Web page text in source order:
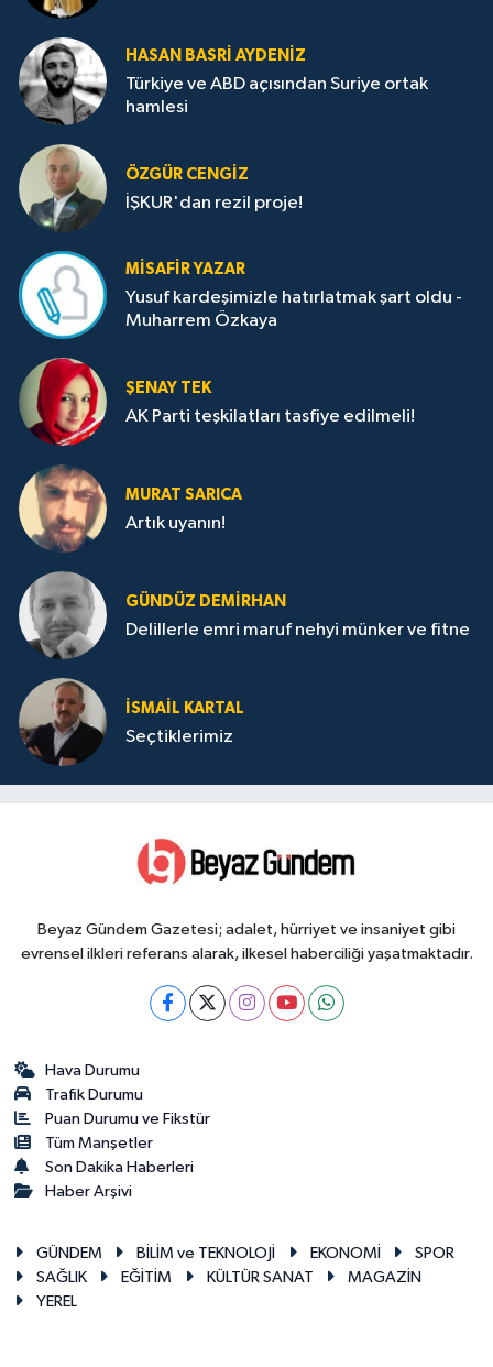
HASAN BASRI AYDENIZ
Türkiye ve ABD açısından Suriye ortak
hamlesi
ÖZGÜR CENGIZ
İŞKUR'dan rezil proje!
MISAFIR YAZAR
Yusuf kardeşimizle hatırlatmak şart oldu -
Muharrem Özkaya
ŞENAY TEK
AK Parti teşkilatları tasfiye edilmeli!
MURAT SARICA
Artık uyanın!
GÜNDÜZ DEMIRHAN
Delillerle emri maruf nehyi münker ve fitne
İSMAIL KARTAL
Seçtiklerimiz
Beyaz Gündem Gazetesi; adalet, hürriyet ve insaniyet gibi
evrensel ilkleri referans alarak, ilkesel haberciliği yaşatmaktadır.
Hava Durumu
Trafik Durumu
Puan Durumu ve Fikstür
Tüm Manşetler
Son Dakika Haberleri
Haber Arşivi
GÜNDEM BİLİM ve TEKNOLOJİ EKONOMİ
SPOR
SAĞLIK
EĞİTİM KÜLTÜR SANAT
MAGAZİN
YEREL